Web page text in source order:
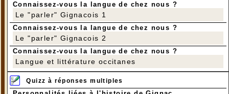
Connaissez-vous la langue de chez nous ?
Le "parler" Gignacois 1
Connaissez-vous la langue de chez nous ?
Le "parler" Gignacois 2
Connaissez-vous la langue de chez nous ?
Langue et littérature occitanes
Quizz à réponses multiples